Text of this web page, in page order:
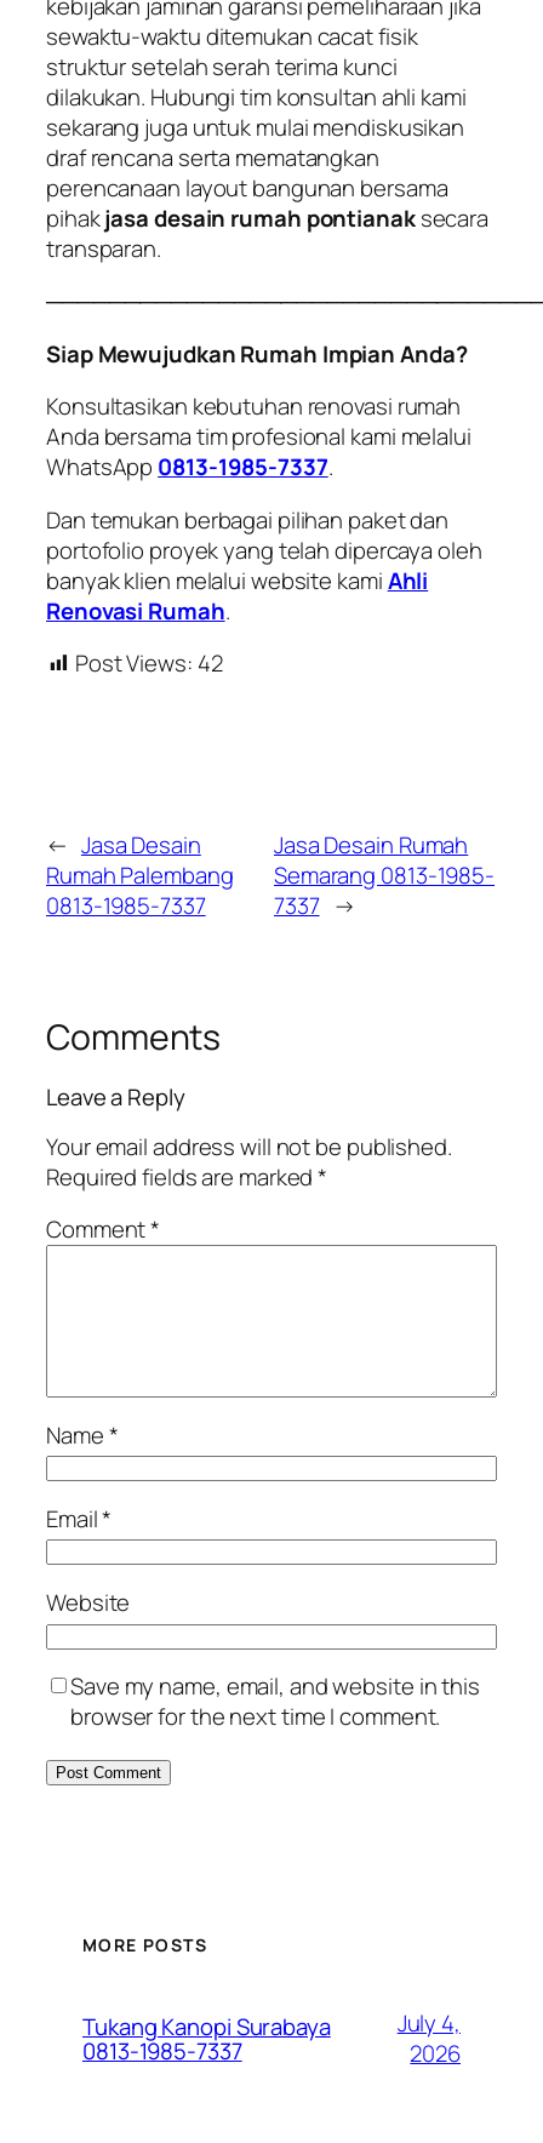
sewaktu-waktu ditemukan cacat fisik
struktur setelah serah terima kunci
dilakukan. Hubungi tim konsultan ahli kami
sekarang juga untuk mulai mendiskusikan
draf rencana serta mematangkan
perencanaan layout bangunan bersama
pihakjasa desain rumah pontianaksecara
transparan.
Siap Mewujudkan Rumah Impian Anda?
Konsultasikan kebutuhan renovasi rumah
Anda bersama tim profesional kami melalui
WhatsApp 0813-1985-7337.
Dan temukan berbagai pilihan paket dan
portofolio proyek yang telah dipercaya oleh
banyak klien melalui website kamiAhli
Renovasi Rumah.
Post Views: 42
← Jasa Desain
Rumah Palembang
0813-1985-7337
Jasa Desain Rumah
Semarang 0813-1985-
7337 →
Comments
Leave a Reply
Your email address will not be published.
Required fields are marked*
Comment*
Name*
Email*
Website
Save my name, email, and website in this
browser for the next time I comment.
MORE POSTS
Tukang Kanopi Surabaya
0813-1985-7337
July 4,
2026